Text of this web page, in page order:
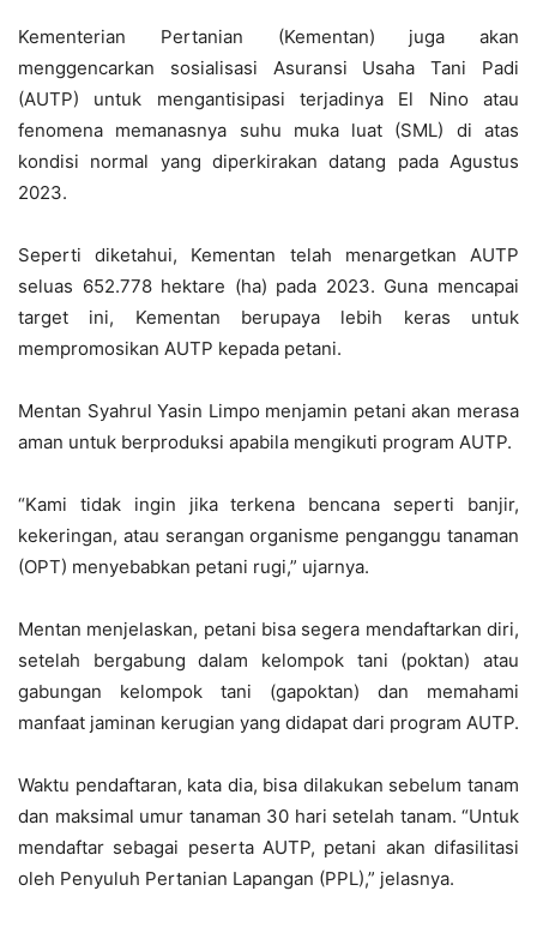
Kementerian Pertanian (Kementan) juga akan
menggencarkan sosialisasi Asuransi Usaha Tani Padi
(AUTP) untuk mengantisipasi terjadinya El Nino atau
fenomena memanasnya suhu muka luat (SML) di atas
kondisi normal yang diperkirakan datang pada Agustus
2023.
Seperti diketahui, Kementan telah menargetkan AUTP
seluas 652.778 hektare (ha) pada 2023. Guna mencapai
target ini, Kementan berupaya lebih keras untuk
mempromosikan AUTP kepada petani.
Mentan Syahrul Yasin Limpo menjamin petani akan merasa
aman untuk berproduksi apabila mengikuti program AUTP.
“Kami tidak ingin jika terkena bencana seperti banjir,
kekeringan, atau serangan organisme penganggu tanaman
(OPT) menyebabkan petani rugi,” ujarnya.
Mentan menjelaskan, petani bisa segera mendaftarkan diri,
setelah bergabung dalam kelompok tani (poktan) atau
gabungan kelompok tani (gapoktan) dan memahami
manfaat jaminan kerugian yang didapat dari program AUTP.
Waktu pendaftaran, kata dia, bisa dilakukan sebelum tanam
dan maksimal umur tanaman 30 hari setelah tanam. “Untuk
mendaftar sebagai peserta AUTP, petani akan difasilitasi
oleh Penyuluh Pertanian Lapangan (PPL),” jelasnya.